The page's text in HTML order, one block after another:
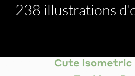
238 illustrations